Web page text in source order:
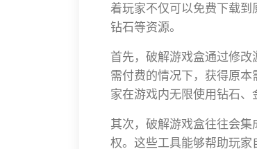
着玩家不仅可以免费下载到
钻石等资源。
首先，破解游戏盒通过修
需付费的情况下，获得原
家在游戏内无限使用钻石、
其次，破解游戏盒往往会
权。这些工具能够帮助玩